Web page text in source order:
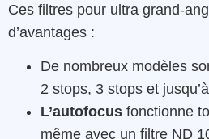
Ces filtres pour ultra grand-
d’avantages :
De nombreux modèles
2 stops, 3 stops et jusqu’à
L’autofocus fonctionne
même avec un filtre ND